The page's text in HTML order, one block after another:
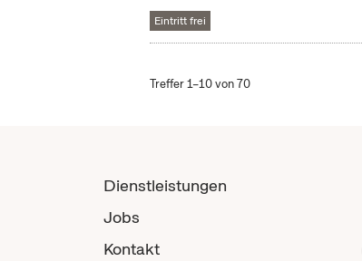
Eintritt frei
Treffer 1–10 von 70
Dienstleistungen
Jobs
Kontakt